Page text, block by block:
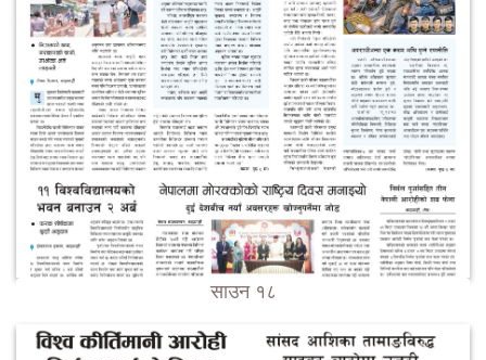
साउन १८